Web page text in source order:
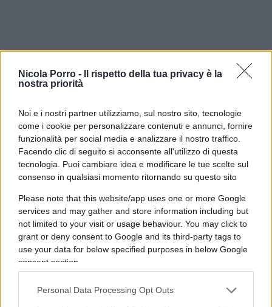
Nicola Porro -
Il rispetto della tua privacy è la
nostra priorità
Noi e i nostri partner utilizziamo, sul nostro sito, tecnologie
come i cookie per personalizzare contenuti e annunci, fornire
funzionalità per social media e analizzare il nostro traffico.
Facendo clic di seguito si acconsente all'utilizzo di questa
tecnologia. Puoi cambiare idea e modificare le tue scelte sul
consenso in qualsiasi momento ritornando su questo sito
Please note that this website/app uses one or more Google
services and may gather and store information including but
not limited to your visit or usage behaviour. You may click to
grant or deny consent to Google and its third-party tags to
use your data for below specified purposes in below Google
consent section.
Personal Data Processing Opt Outs
Vittorio Sgarbisenza freni. A pochi giorni dalle
elezioni, e in poco più di un minuto, analizza le
proposte elettorali del centrodestra, del
positivi…
Vittorio Sgarbi, 14 agosto 2022